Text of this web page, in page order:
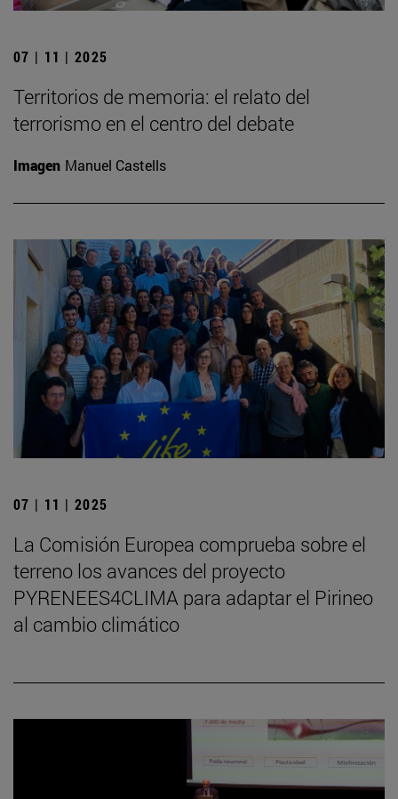
07 | 11 | 2025
Territorios de memoria: el relato del
terrorismo en el centro del debate
Imagen Manuel Castells
07 | 11 | 2025
La Comisión Europea comprueba sobre el
terreno los avances del proyecto
PYRENEES4CLIMA para adaptar el Pirineo
al cambio climático